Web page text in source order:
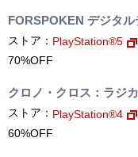
FORSPOKEN デジタ
ストア： PlayStation®5
70%OFF
クロノ・クロス：ラジ
ストア： PlayStation®4
60%OFF